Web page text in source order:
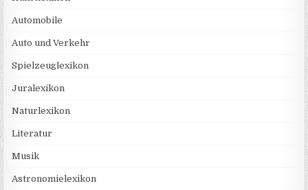
Automobile
Auto und Verkehr
Spielzeuglexikon
Juralexikon
Naturlexikon
Literatur
Musik
Astronomielexikon